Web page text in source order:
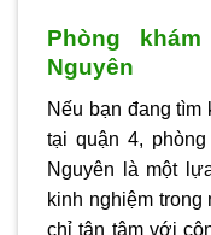
Phòng
Nguyên
Nếu bạn đang tìm
tại quận 4,
Nguyên là một
kinh nghiệm trong
chỉ tận tâm với